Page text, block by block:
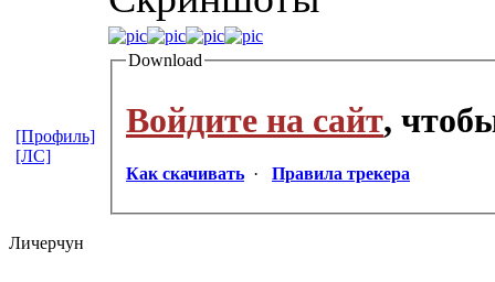
Download
Войдите на сайт,
Как скачивать · Правила трекера
[Профиль]
[ЛС]
Личерчун